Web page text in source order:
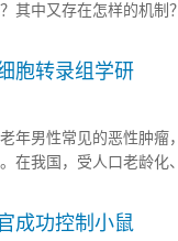
其中又存在怎样的机制
胞转录组学研
年男性常见的恶性肿瘤
在我国，受人口老龄化
成功控制小鼠